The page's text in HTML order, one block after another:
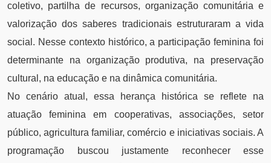
coletivo, partilha de recursos, organização comunitária e
valorização dos saberes tradicionais estruturaram a vida
social. Nesse contexto histórico, a participação feminina foi
determinante na organização produtiva, na preservação
cultural, na educação e na dinâmica comunitária.
No cenário atual, essa herança histórica se reflete na
atuação feminina em cooperativas, associações, setor
público, agricultura familiar, comércio e iniciativas sociais. A
programação buscou justamente reconhecer esse